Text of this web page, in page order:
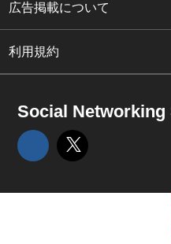
広告掲載について
利用規約
Social Networking